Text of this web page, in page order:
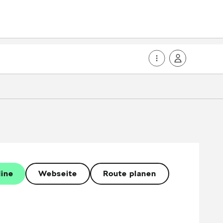
Webseite Route planen